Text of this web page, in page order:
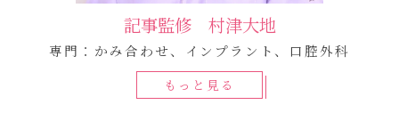
記事監修 村津大地
専門：かみ合わせ、インプラント、口腔外科
もっと見る